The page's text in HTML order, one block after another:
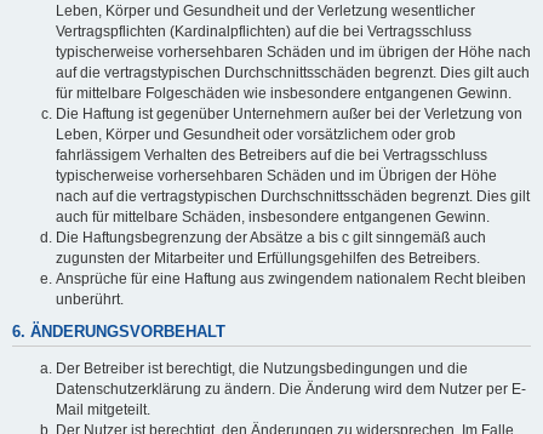
Leben, Körper und Gesundheit und der Verletzung wesentlicher
Vertragspflichten (Kardinalpflichten) auf die bei Vertragsschluss
typischerweise vorhersehbaren Schäden und im übrigen der Höhe nach
auf die vertragstypischen Durchschnittsschäden begrenzt. Dies gilt auch
für mittelbare Folgeschäden wie insbesondere entgangenen Gewinn.
Die Haftung ist gegenüber Unternehmern außer bei der Verletzung von
Leben, Körper und Gesundheit oder vorsätzlichem oder grob
fahrlässigem Verhalten des Betreibers auf die bei Vertragsschluss
typischerweise vorhersehbaren Schäden und im Übrigen der Höhe
nach auf die vertragstypischen Durchschnittsschäden begrenzt. Dies gilt
auch für mittelbare Schäden, insbesondere entgangenen Gewinn.
Die Haftungsbegrenzung der Absätze a bis c gilt sinngemäß auch
zugunsten der Mitarbeiter und Erfüllungsgehilfen des Betreibers.
Ansprüche für eine Haftung aus zwingendem nationalem Recht bleiben
unberührt.
6. ÄNDERUNGSVORBEHALT
Der Betreiber ist berechtigt, die Nutzungsbedingungen und die
Datenschutzerklärung zu ändern. Die Änderung wird dem Nutzer per E-
Mail mitgeteilt.
Der Nutzer ist berechtigt, den Änderungen zu widersprechen. Im Falle